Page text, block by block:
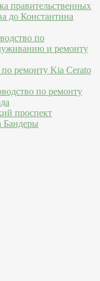
правительственных
до Константина
по
и ремонту
по ремонту Kia Cerato
по ремонту
проспект
Бандеры